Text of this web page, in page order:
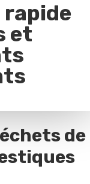
rapide
et
de